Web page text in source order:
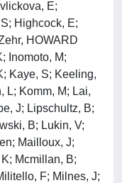
E;
Highcock, E;
HOWARD
Inomoto, M;
Kaye, S; Keeling,
L; Komm, M; Lai,
J; Lipschultz, B;
B; Lukin, V;
Mailloux, J;
Mcmillan, B;
F; Milnes, J;